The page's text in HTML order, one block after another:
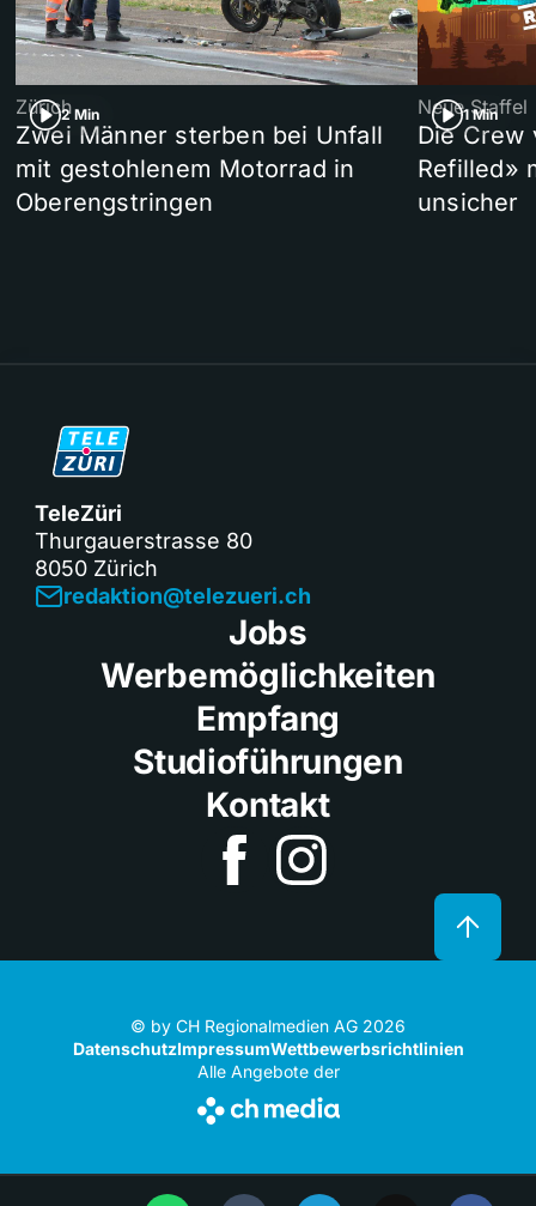
2 Min
Zürich
Zwei Männer sterben bei Unfall
mit gestohlenem Motorrad in
Oberengstringen
1 Min
Neue Staffel
Die Crew
Refilled»
unsicher
TeleZüri
Thurgauerstrasse 80
8050 Zürich
redaktion@telezueri.ch
Jobs
Werbemöglichkeiten
Empfang
Studioführungen
Kontakt
© by CH Regionalmedien AG 2026
DatenschutzImpressumWettbewerbsrichtlinien
Alle Angebote der